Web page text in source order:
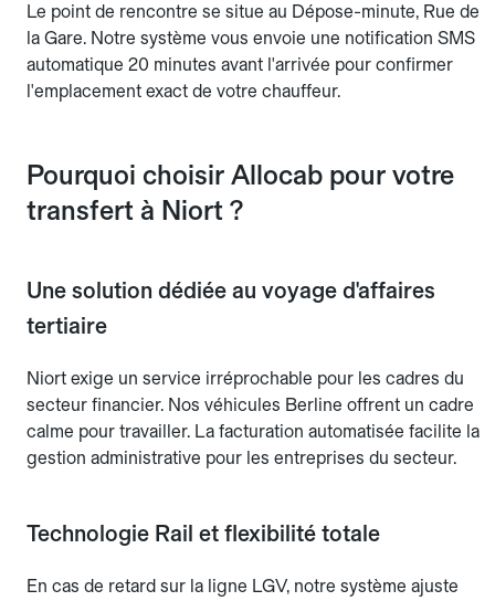
Le point de rencontre se situe au Dépose-minute, Rue de
la Gare. Notre système vous envoie une notification SMS
automatique 20 minutes avant l'arrivée pour confirmer
l'emplacement exact de votre chauffeur.
Pourquoi choisir Allocab pour votre
transfert à Niort ?
Une solution dédiée au voyage d'affaires
tertiaire
Niort exige un service irréprochable pour les cadres du
secteur financier. Nos véhicules Berline offrent un cadre
calme pour travailler. La facturation automatisée facilite la
gestion administrative pour les entreprises du secteur.
Technologie Rail et flexibilité totale
En cas de retard sur la ligne LGV, notre système ajuste